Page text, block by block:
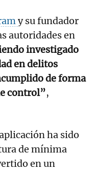
y su fundador
autoridades en
investigado
en delitos
de forma
control”,
ha sido
de mínima
en un